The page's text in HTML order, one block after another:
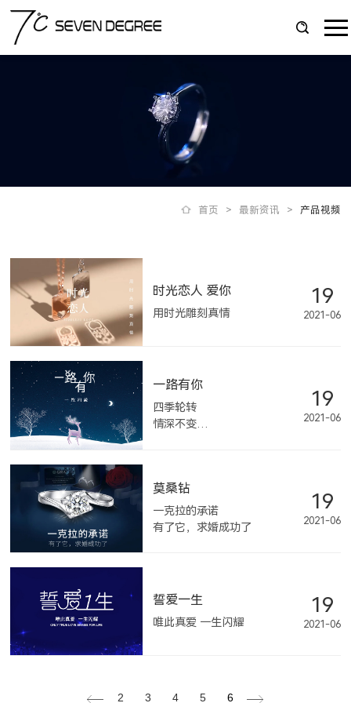
首页 > 最新资讯 > 产品视频
时光恋人 爱你
用时光雕刻真情
19
2021-06
一路有你
四季轮转
情深不变
19
2021-06
莫桑钻
一克拉的承诺
有了它，求婚成功了
19
2021-06
誓爱一生
唯此真爱 一生闪耀
19
2021-06
2 3 4 5 6